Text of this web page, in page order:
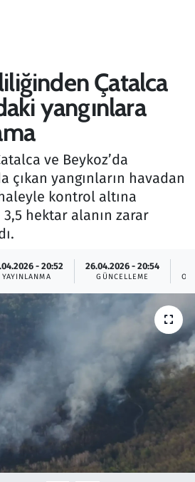
Çatalca
yangınlara
ve Beykoz’da
çıkan yangınların havadan
kontrol altına
3,5 hektar alanın zarar
- 20:52
YAYINLANMA
26.04.2026 - 20:54
GÜNCELLEME